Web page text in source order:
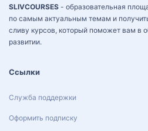
n
g
.
SLIVCOURSES - образовательная
по самым актуальным темам и
сливу курсов, который поможет вам в
развитии.
Ссылки
Служба поддержки
Оформить подписку